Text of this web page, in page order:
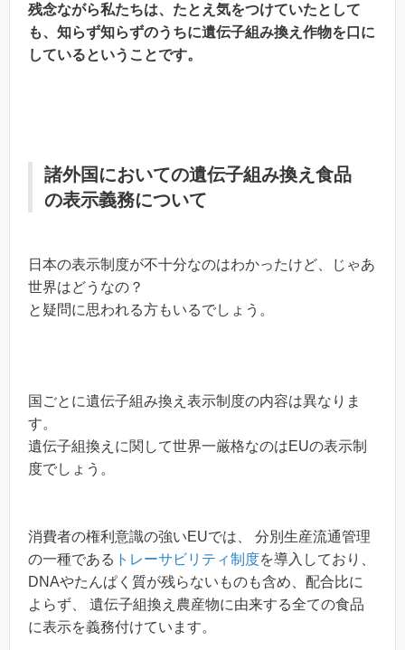
残念ながら私たちは、たとえ気をつけていたとして
も、知らず知らずのうちに遺伝子組み換え作物を口に
しているということです。
諸外国においての遺伝子組み換え食品
の表示義務について
日本の表示制度が不十分なのはわかったけど、じゃあ
世界はどうなの？
と疑問に思われる方もいるでしょう。
国ごとに遺伝子組み換え表示制度の内容は異なりま
す。
遺伝子組換えに関して世界一厳格なのはEUの表示制
度でしょう。
消費者の権利意識の強いEUでは、 分別生産流通管理
の一種である トレーサビリティ制度を導入しており、
DNAやたんぱく質が残らないものも含め、配合比に
よらず、 遺伝子組換え農産物に由来する全ての食品
に表示を義務付けています。